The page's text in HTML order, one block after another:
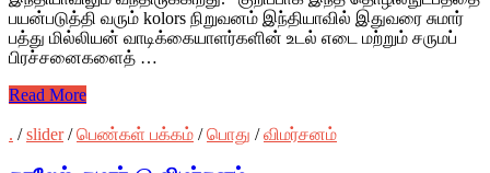
பயன்படுத்தி வரும் kolors நிறுவனம் இந்தியாவில் இதுவரை சுமார்
பத்து மில்லியன் வாடிக்கையாளர்களின் உடல் எடை மற்றும் சருமப்
பிரச்சனைகளைத் …
Read More
. /slider/பெண்கள் பக்கம் /பொது /விமர்சனம்